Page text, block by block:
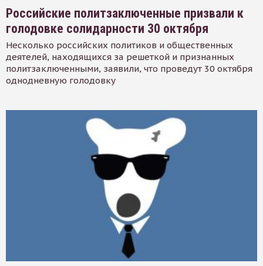
Российские политзаключенные призвали к
голодовке солидарности 30 октября
Несколько российских политиков и общественных
деятелей, находящихся за решеткой и признанных
политзаключенными, заявили, что проведут 30 октября
однодневную голодовку